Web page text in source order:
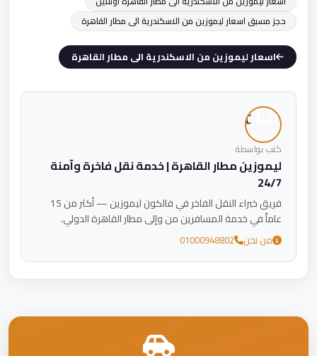
حجز مسبق اسعار ليموزين من الاسكندرية الى مطار القاهرة
اسعار ليموزين من الاسكندرية الى مطار القاهرة
كتب بواسطة
ليموزين مطار القاهرة | خدمة نقل فاخرة وآمنة
24/7
فريق خبراء النقل الفاخر في فالكون ليموزين — أكثر من 15
عاماً في خدمة المسافرين من وإلى مطار القاهرة الدولي.
من نحن 01000948802